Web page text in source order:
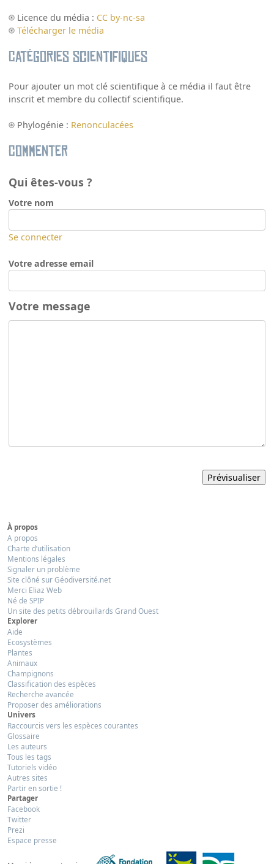
Licence du média : CC by-nc-sa
Télécharger le média
Catégories scientifiques
Pour ajouter un mot clé scientifique à ce média il faut être
inscrit et membre du collectif scientifique.
Phylogénie : Renonculacées
Commenter
Qui êtes-vous ?
Votre nom
Se connecter
Votre adresse email
Votre message
À propos
A propos
Charte d’utilisation
Mentions légales
Signaler un problème
Site clôné sur Géodiversité.net
Merci Eliaz Web
Né de SPIP
Un site des petits débrouillards Grand Ouest
Explorer
Aide
Ecosystèmes
Plantes
Animaux
Champignons
Classification des espèces
Recherche avancée
Proposer des améliorations
Univers
Raccourcis vers les espèces courantes
Glossaire
Les auteurs
Tous les tags
Tutoriels vidéo
Autres sites
Partir en sortie !
Partager
Facebook
Twitter
Prezi
Espace presse